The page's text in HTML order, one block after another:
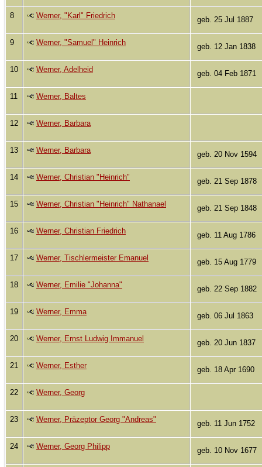
8 Werner, "Karl" Friedrich geb. 25 Jul 1887
9 Werner, "Samuel" Heinrich geb. 12 Jan 1838
10 Werner, Adelheid geb. 04 Feb 1871
11 Werner, Baltes
12 Werner, Barbara
13 Werner, Barbara geb. 20 Nov 1594
14 Werner, Christian "Heinrich" geb. 21 Sep 1878
15 Werner, Christian "Heinrich" Nathanael geb. 21 Sep 1848
16 Werner, Christian Friedrich geb. 11 Aug 1786
17 Werner, Tischlermeister Emanuel geb. 15 Aug 1779
18 Werner, Emilie "Johanna" geb. 22 Sep 1882
19 Werner, Emma geb. 06 Jul 1863
20 Werner, Ernst Ludwig Immanuel geb. 20 Jun 1837
21 Werner, Esther geb. 18 Apr 1690
22 Werner, Georg
23 Werner, Präzeptor Georg "Andreas" geb. 11 Jun 1752
24 Werner, Georg Philipp geb. 10 Nov 1677